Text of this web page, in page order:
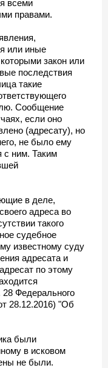
всеми
правами.
или иные
закон или
последствия
такие
Сообщение
если оно
(адресату), но
не было ему
с ним. Таким
в деле,
адреса во
такого
судебное
известному суду
адресата и
по этому
28 Федерального
28.12.2016) "Об
были
в исковом
не были.